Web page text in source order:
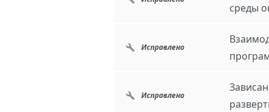
среды
Исправлено
Исправлено